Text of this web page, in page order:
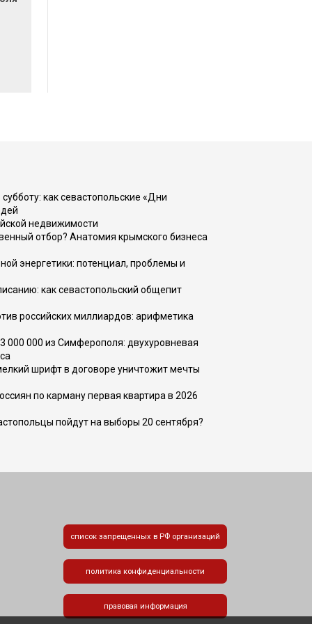
как севастопольские «Дни
недвижимости
отбор? Анатомия крымского бизнеса
энергетики: потенциал, проблемы и
как севастопольский общепит
российских миллиардов: арифметика
000 000 из Симферополя: двухуровневая
шрифт в договоре уничтожит мечты
по карману первая квартира в 2026
пойдут на выборы 20 сентября?
список запрещенных в РФ организаций
политика конфиденциальности
правовая информация